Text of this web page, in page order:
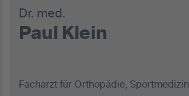
Dr. med.
Paul Klein
Facharzt für Orthopädie, Sportmedizin